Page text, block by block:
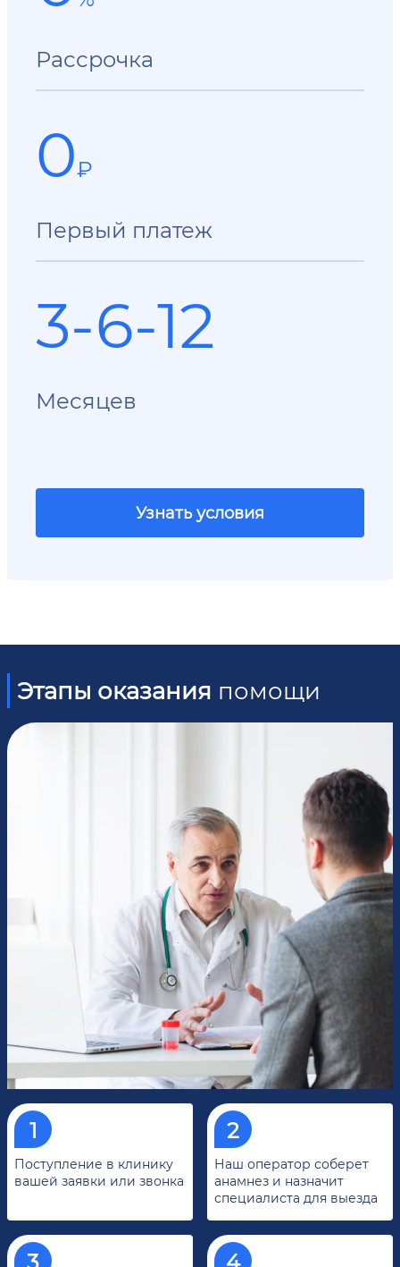
Рассрочка
0₽
Первый платеж
3-6-12
Месяцев
Узнать условия
Этапы оказания помощи
Поступление в клинику
вашей заявки или звонка
Наш оператор соберет
анамнез и назначит
специалиста для выезда